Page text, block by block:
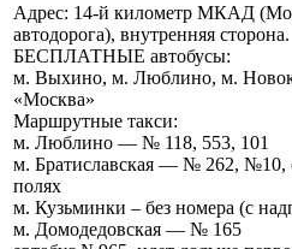
Адрес: 14-й километр МКАД
автодорога), внутренняя сторона.
БЕСПЛАТНЫЕ автобусы:
м. Выхино, м. Люблино, м.
«Москва»
Маршрутные такси:
м. Люблино — № 118, 553, 101
м. Братиславская — № 262, №10,
полях
м. Кузьминки – без номера (с
м. Домодедовская — № 165